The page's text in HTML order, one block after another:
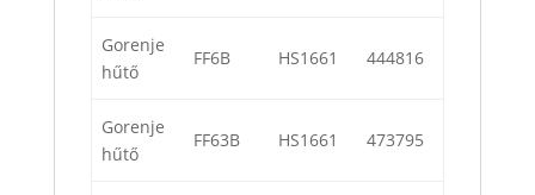
Gorenje
hűtő
FF6B HS1661 444816
Gorenje
hűtő
FF63B HS1661 473795